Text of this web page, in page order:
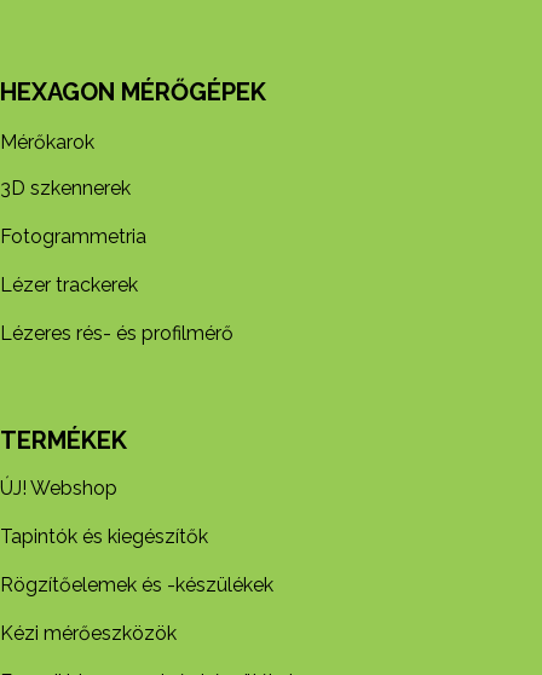
HEXAGON MÉRŐGÉPEK
Mérőkarok
3D szkennerek
Fotogrammetria
Lézer trackerek
Lézeres rés- és profilmérő
TERMÉKEK
ÚJ! Webshop
Tapintók és kiegészítők
Rögzítőelemek és -készül​ékek
Kézi mérőeszközök